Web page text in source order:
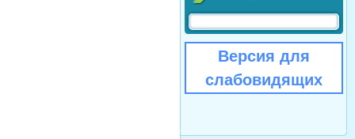
Версия для
слабовидящих